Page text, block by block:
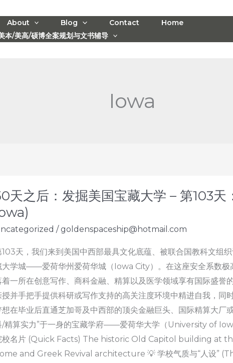
About Blog Contact
Home
本/美高/硕博全案规划与文书辅导
Iowa
天之后：发掘美国宝藏大学 – 第103
/ goldenspaceship@hotmail.com
103天，我们来到美国中西部最具文化底蕴、被联合国教科文组
大学城——爱荷华州爱荷华城（Iowa City）。在这座安全系数极
着一所在创意写作、商科金融、精算以及医学领域享有国际盛誉
授并手把手提供科研或写作支持的高关注度环境中精进自我，同
想在毕业后直通芝加哥及中西部的顶尖金融巨头、国际精算大厂
/精算实力”于一身的宝藏学府——爱荷华大学（University of
校名片 (Quick Facts) The historic Old Capitol building at
and Greek Revival architecture 💡 学校气质与“人设”